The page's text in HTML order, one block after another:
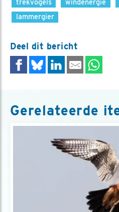
trekvogels windenergie
lammergier
Deel dit bericht
Gerelateerde